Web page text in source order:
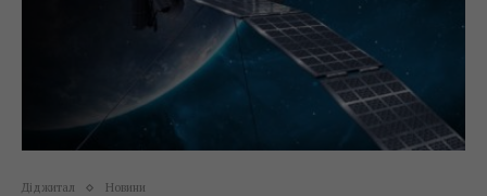
Діджитал Новини